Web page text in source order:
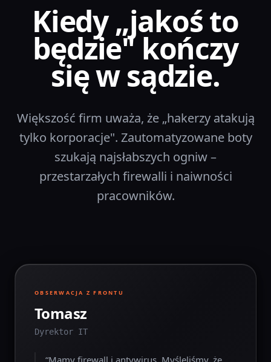
Kiedy „jakoś to
będzie" kończy
się w sądzie.
Większość firm uważa, że „hakerzy atakują
tylko korporacje". Zautomatyzowane boty
szukają najsłabszych ogniw –
przestarzałych firewalli i naiwności
pracowników.
OBSERWACJA Z FRONTU
Tomasz
Dyrektor IT
“Mamy firewall i antywirus. Myśleliśmy, że